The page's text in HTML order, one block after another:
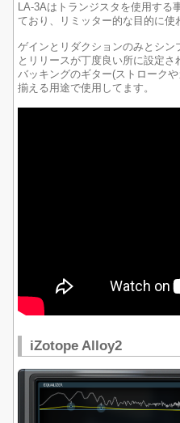
LA-3Aはトランジスタを使用する
ており、リミッター的な目的に使
ゲインとリダクションのみとシン
とリリースが丁度良い所に設定さ
バッキングのギター(ストローク
揃える用途で使用してます。
iZotope Alloy2